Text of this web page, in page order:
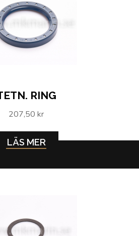
RING
207,50 kr
LÄS MER